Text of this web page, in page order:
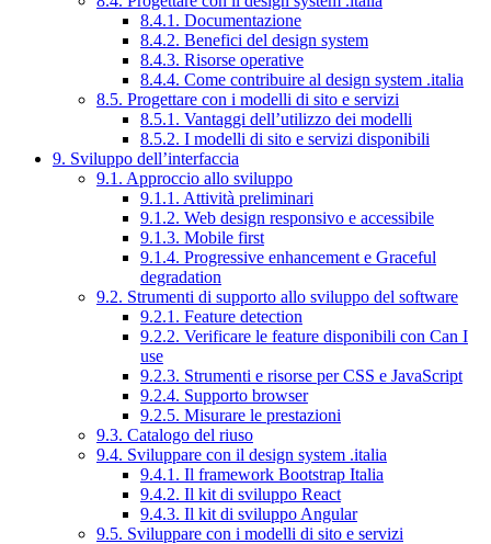
8.4.1. Documentazione
8.4.2. Benefici del design system
8.4.3. Risorse operative
8.4.4. Come contribuire al design system .italia
8.5. Progettare con i modelli di sito e servizi
8.5.1. Vantaggi dell’utilizzo dei modelli
8.5.2. I modelli di sito e servizi disponibili
9. Sviluppo dell’interfaccia
9.1. Approccio allo sviluppo
9.1.1. Attività preliminari
9.1.2. Web design responsivo e accessibile
9.1.3. Mobile first
9.1.4. Progressive enhancement e Graceful
degradation
9.2. Strumenti di supporto allo sviluppo del software
9.2.1. Feature detection
9.2.2. Verificare le feature disponibili con Can I
use
9.2.3. Strumenti e risorse per CSS e JavaScript
9.2.4. Supporto browser
9.2.5. Misurare le prestazioni
9.3. Catalogo del riuso
9.4. Sviluppare con il design system .italia
9.4.1. Il framework Bootstrap Italia
9.4.2. Il kit di sviluppo React
9.4.3. Il kit di sviluppo Angular
9.5. Sviluppare con i modelli di sito e servizi